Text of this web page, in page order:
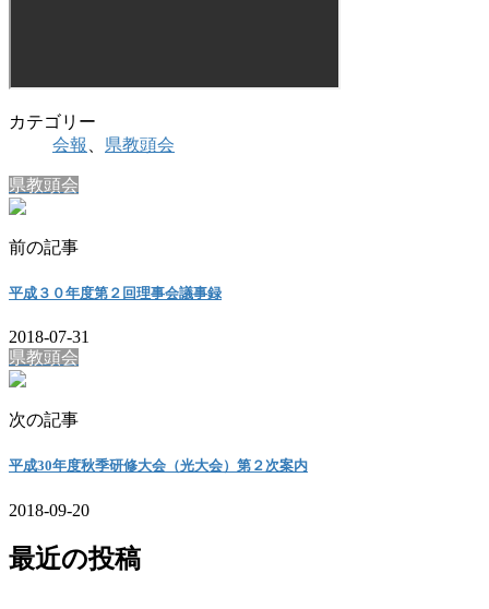
カテゴリー
会報
県教頭会
県教頭会
前の記事
平成３０年度第２回理事会議事録
2018-07-31
県教頭会
次の記事
平成30年度秋季研修大会（光大会）第２次案内
2018-09-20
最近の投稿